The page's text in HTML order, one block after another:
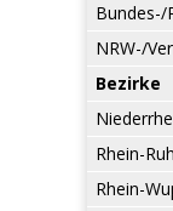
Bundes-/
NRW-/
Bezirke
Rhein-
Rhein-